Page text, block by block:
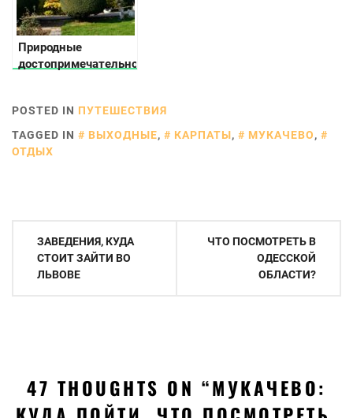
Природные
достопримечательности
слышал
POSTED IN ПУТЕШЕСТВИЯ
TAGGED IN
ВЫХОДНЫЕ, КАРПАТЫ, МУКАЧЕВО,
ОТДЫХ
Навигация
ЗАВЕДЕНИЯ, КУДА
СТОИТ ЗАЙТИ ВО
ЛЬВОВЕ
ЧТО ПОСМОТРЕТЬ В
ОДЕССКОЙ
ОБЛАСТИ?
47 THOUGHTS ON “МУКАЧЕВО: